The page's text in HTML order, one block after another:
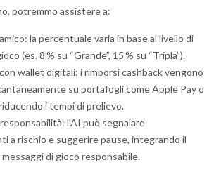
potremmo assistere a:
la percentuale varia in base al livello di
(es. 8 % su “Grande”, 15 % su “Tripla”).
wallet digitali: i rimborsi cashback vengono
su portafogli come Apple Pay o
i tempi di prelievo.
l’AI può segnalare
a rischio e suggerire pause, integrando il
di gioco responsabile.